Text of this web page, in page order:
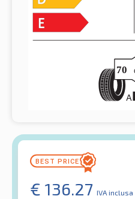
€ 136.27 IVA inclusa